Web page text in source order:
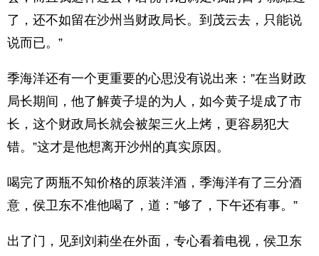
了，还不如留在沙州当财政局长。到茂云去，只能说
说而已。”
季海洋还有一个更重要的心思没有说出来：”在当财政
局长期间，他了解黄子堤的为人，如今黄子堤成了市
长，这个财政局长就会被架三火上烤，更容易犯大
错。”这才是他想离开沙州的真实原因。
喝完了两瓶不知价格的原装洋酒，季海洋有了三分酒
意，侯卫东不准他喝了，道：”够了，下午还有事。”
出了门，见到刘莉坐在外面，专心看着电视，侯卫东